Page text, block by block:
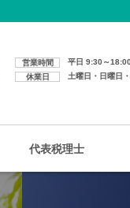
営業時間
平日 9:30～18:00
休業日
土曜日・日曜日
代表税理士